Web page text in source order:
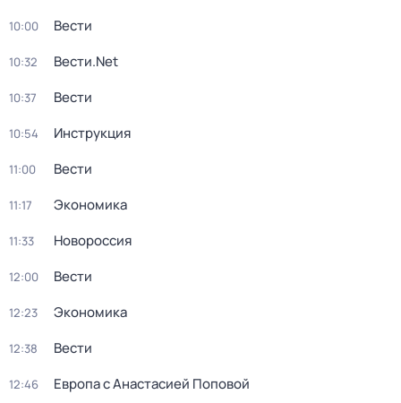
10:00 Вести
10:32 Вести.Net
10:37 Вести
10:54 Инструкция
11:00 Вести
11:17 Экономика
11:33 Новороссия
12:00 Вести
12:23 Экономика
12:38 Вести
12:46 Европа с Анастасией Поповой